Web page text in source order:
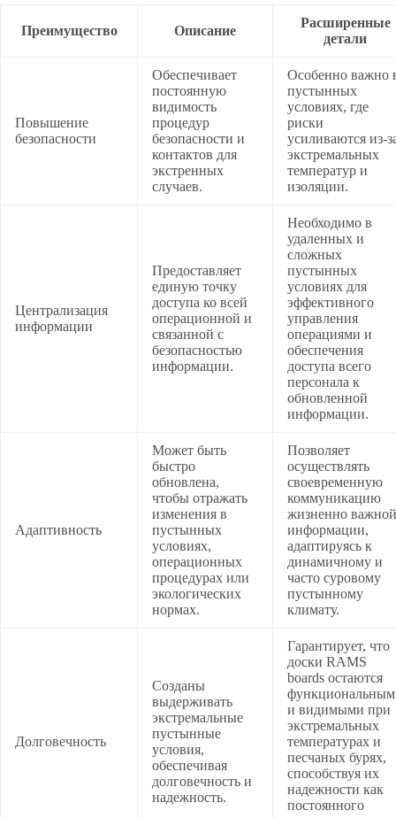
Преимущество Описание
Расширенные
детали
Повышение
безопасности
Обеспечивает
постоянную
видимость
процедур
безопасности и
контактов для
экстренных
случаев.
Особенно важно
пустынных
условиях, где
риски
усиливаются из-
экстремальных
температур и
изоляции.
Централизация
информации
Предоставляет
единую точку
доступа ко всей
операционной и
связанной с
безопасностью
информации.
Необходимо в
удаленных и
сложных
пустынных
условиях для
эффективного
управления
операциями и
обеспечения
доступа всего
персонала к
обновленной
информации.
Адаптивность
Может быть
быстро
обновлена,
чтобы отражать
изменения в
пустынных
условиях,
операционных
процедурах или
экологических
нормах.
Позволяет
осуществлять
своевременную
коммуникацию
жизненно важной
информации,
адаптируясь к
динамичному и
часто суровому
пустынному
климату.
Долговечность
Созданы
выдерживать
экстремальные
пустынные
условия,
обеспечивая
долговечность и
надежность.
Гарантирует, что
доски RAMS
boards остаются
и видимыми при
экстремальных
температурах и
песчаных бурях,
способствуя их
надежности как
постоянного